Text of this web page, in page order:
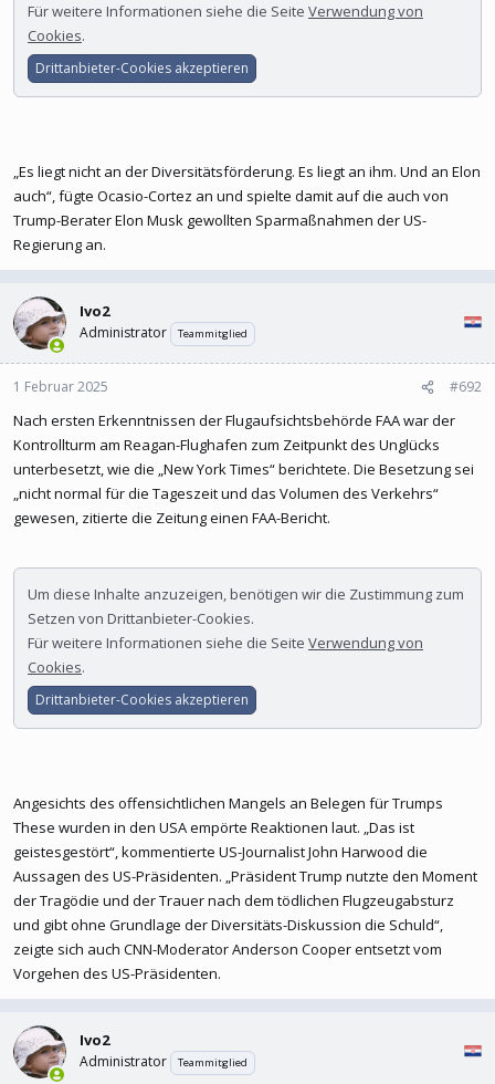
Für weitere Informationen siehe die Seite Verwendung von
Cookies.
Drittanbieter-Cookies akzeptieren
„Es liegt nicht an der Diversitätsförderung. Es liegt an ihm. Und an Elon
auch“, fügte Ocasio-Cortez an und spielte damit auf die auch von
Trump-Berater Elon Musk gewollten Sparmaßnahmen der US-
Regierung an.
Ivo2
Administrator Teammitglied
1 Februar 2025 #692
Nach ersten Erkenntnissen der Flugaufsichtsbehörde FAA war der
Kontrollturm am Reagan-Flughafen zum Zeitpunkt des Unglücks
unterbesetzt, wie die „New York Times“ berichtete. Die Besetzung sei
„nicht normal für die Tageszeit und das Volumen des Verkehrs“
gewesen, zitierte die Zeitung einen FAA-Bericht.
Um diese Inhalte anzuzeigen, benötigen wir die Zustimmung zum
Setzen von Drittanbieter-Cookies.
Für weitere Informationen siehe die Seite Verwendung von
Cookies.
Drittanbieter-Cookies akzeptieren
Angesichts des offensichtlichen Mangels an Belegen für Trumps
These wurden in den USA empörte Reaktionen laut. „Das ist
geistesgestört“, kommentierte US-Journalist John Harwood die
Aussagen des US-Präsidenten. „Präsident Trump nutzte den Moment
der Tragödie und der Trauer nach dem tödlichen Flugzeugabsturz
und gibt ohne Grundlage der Diversitäts-Diskussion die Schuld“,
zeigte sich auch CNN-Moderator Anderson Cooper entsetzt vom
Vorgehen des US-Präsidenten.
Ivo2
Administrator Teammitglied